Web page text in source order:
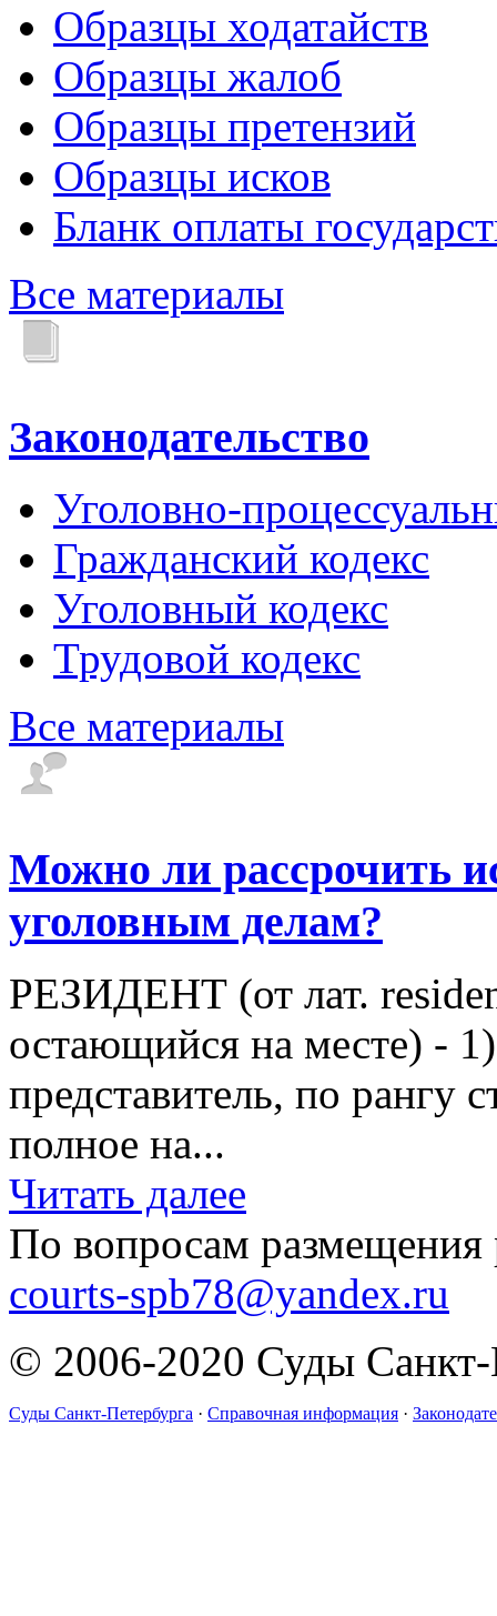
Образцы ходатайств
Образцы жалоб
Образцы претензий
Образцы исков
Бланк оплаты
Все материалы
Законодательство
Уголовно-
Гражданский кодекс
Уголовный кодекс
Трудовой кодекс
Все материалы
Можно ли рассрочить
уголовным делам?
РЕЗИДЕНТ (от лат.
остающийся на месте) -
представитель, по рангу
полное на...
Читать далее
По вопросам размещения
courts-spb78@yandex.ru
© 2006-2020 Суды Санкт-
Суды Санкт-Петербурга · Справочная информация ·